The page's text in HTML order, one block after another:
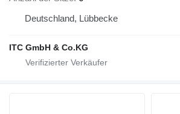
Deutschland, Lübbecke
ITC GmbH & Co.KG